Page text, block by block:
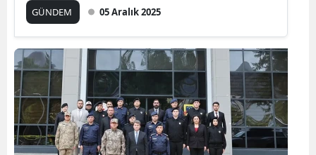
GÜNDEM 05 Aralık 2025